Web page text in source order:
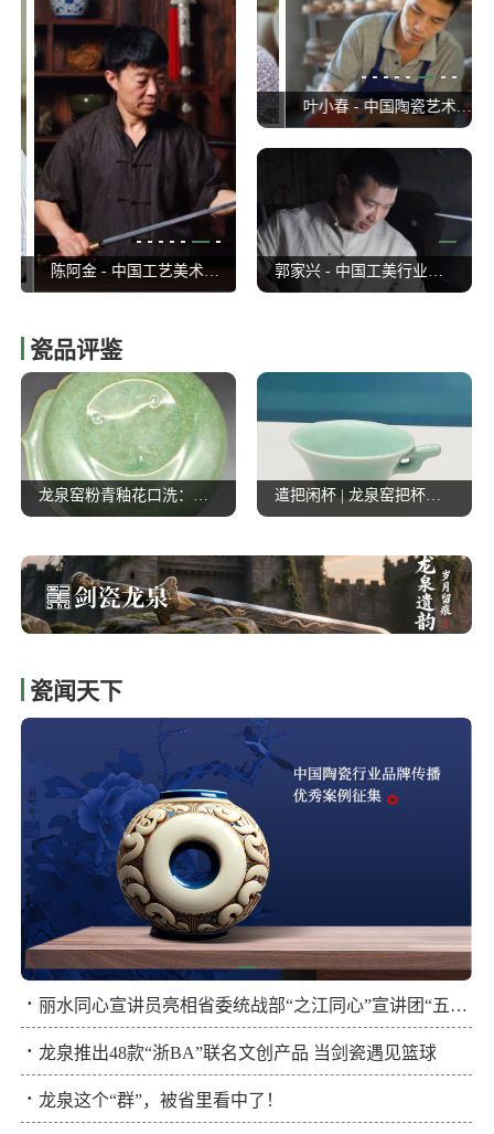
陈阿金 - 中国工艺美术大师 沈新培 - 中国工艺美术大师
董炳华 - 中国陶瓷艺术大师 叶小春 - 中国陶瓷艺术大师
郭家兴 - 中国工美行业艺术大师
瓷品评鉴
龙泉窑粉青釉花口洗：翠色凝千载，宋明龙泉青瓷的匠心文脉 遣把闲杯 | 龙泉窑把杯造型又一种
瓷闻天下
· 丽水同心宣讲员亮相省委统战部“之江同心”宣讲团“五进三走”活动
· 龙泉推出48款“浙BA”联名文创产品 当剑瓷遇见篮球
· 龙泉这个“群”，被省里看中了！